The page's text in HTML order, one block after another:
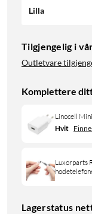
Lilla
Tilgjengelig i
Outletvare
Komplettere
Linocell
Hvit
Luxorparts
Lagerstatus